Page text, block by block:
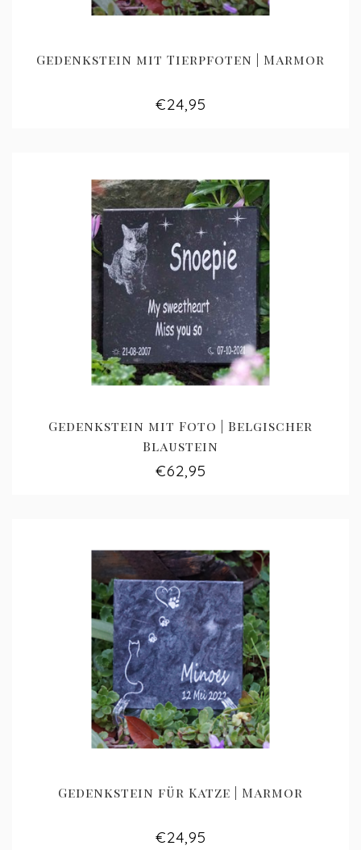
Gedenkstein mit Tierpfoten | Marmor
€24,95
Gedenkstein mit Foto | Belgischer
Blaustein
€62,95
Gedenkstein für Katze | Marmor
€24,95